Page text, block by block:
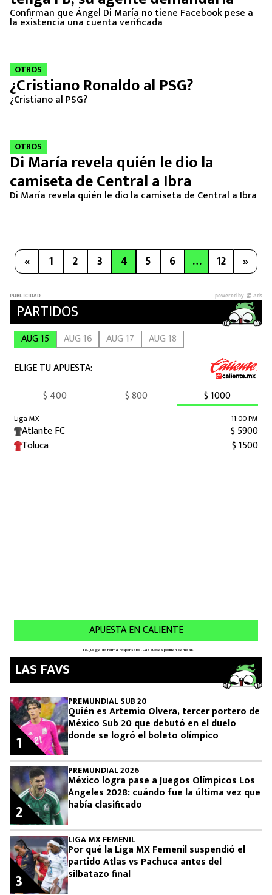
Confirman que Ángel Di María no tiene Facebook pese a
la existencia una cuenta verificada
OTROS
¿Cristiano Ronaldo al PSG?
¿Cristiano al PSG?
OTROS
Di María revela quién le dio la
camiseta de Central a Ibra
Di María revela quién le dio la camiseta de Central a Ibra
« 1 2 3 4 5 6 … 12 »
LAS FAVS
PREMUNDIAL SUB 20
Quién es Artemio Olvera, tercer portero de
México Sub 20 que debutó en el duelo
donde se logró el boleto olímpico
1
PREMUNDIAL 2026
México logra pase a Juegos Olímpicos Los
Ángeles 2028: cuándo fue la última vez que
había clasificado
2
LIGA MX FEMENIL
Por qué la Liga MX Femenil suspendió el
partido Atlas vs Pachuca antes del
silbatazo final
3